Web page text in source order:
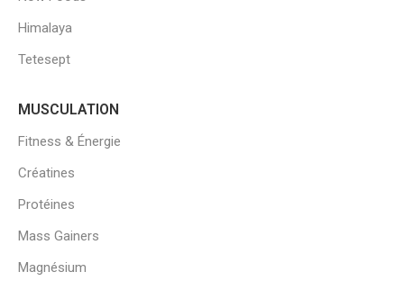
Himalaya
Tetesept
MUSCULATION
Fitness & Énergie
Créatines
Protéines
Mass Gainers
Magnésium